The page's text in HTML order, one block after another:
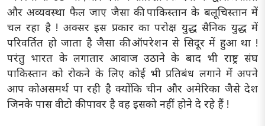
और अव्यवस्था फैल जाए जैसा की पाकिस्तान के बलूचिस्तान में
चल रहा है ! अक्सर इस प्रकार का परोक्ष युद्ध सैनिक युद्ध में
परिवर्तित हो जाता है जैसा की ऑपरेशन से सिदूर में हुआ था !
परंतु भारत के लगातार आवाज उठाने के बाद भी राष्ट्र संघ
पाकिस्तान को रोकने के लिए कोई भी प्रतिबंध लगाने में अपने
आप कोअसमर्थ पा रही है क्योंकि चीन और अमेरिका जैसे देश
जिनके पास वीटो की पावर है वह इसको नहीं होने दे रहे हैं !